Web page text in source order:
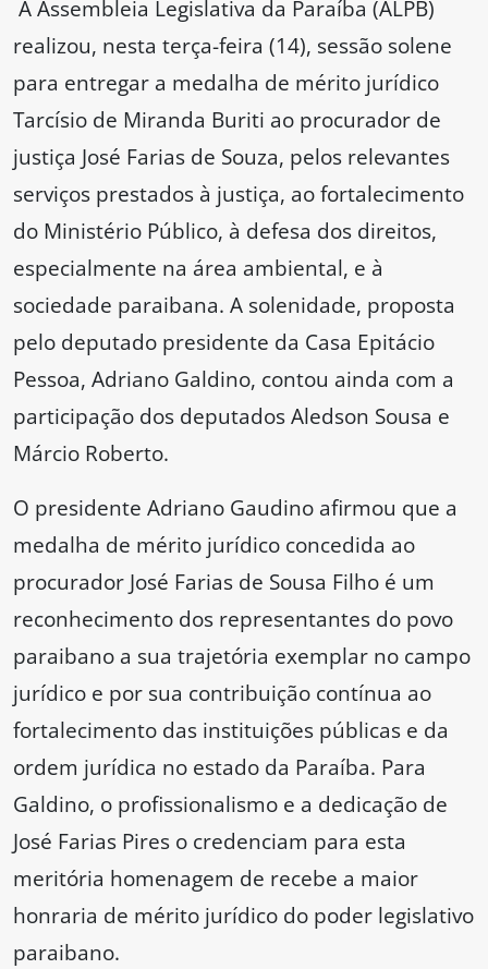
A Assembleia Legislativa da Paraíba (ALPB)
realizou, nesta terça-feira (14), sessão solene
para entregar a medalha de mérito jurídico
Tarcísio de Miranda Buriti ao procurador de
justiça José Farias de Souza, pelos relevantes
serviços prestados à justiça, ao fortalecimento
do Ministério Público, à defesa dos direitos,
especialmente na área ambiental, e à
sociedade paraibana. A solenidade, proposta
pelo deputado presidente da Casa Epitácio
Pessoa, Adriano Galdino, contou ainda com a
participação dos deputados Aledson Sousa e
Márcio Roberto.
O presidente Adriano Gaudino afirmou que a
medalha de mérito jurídico concedida ao
procurador José Farias de Sousa Filho é um
reconhecimento dos representantes do povo
paraibano a sua trajetória exemplar no campo
jurídico e por sua contribuição contínua ao
fortalecimento das instituições públicas e da
ordem jurídica no estado da Paraíba. Para
Galdino, o profissionalismo e a dedicação de
José Farias Pires o credenciam para esta
meritória homenagem de recebe a maior
honraria de mérito jurídico do poder legislativo
paraibano.